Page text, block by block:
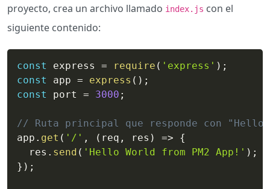
proyecto, crea un archivo llamado index.js con el
siguiente contenido:
const express = require ( 'express' ) ;
const
app = express ( ) ;
const
port = 3000 ;
// Ruta principal que responde con "Hello
app . get ( '/' , ( req , res ) =>
{
  res
. send ( 'Hello World from PM2 App!' ) ;
} ) ;